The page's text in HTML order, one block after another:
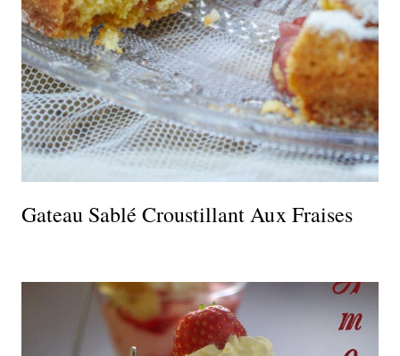
Gateau Sablé Croustillant Aux Fraises